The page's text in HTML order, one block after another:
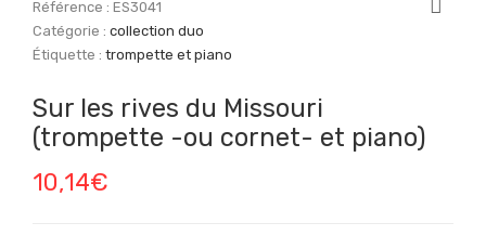
Référence :ES3041
Catégorie :collection duo
Étiquette :trompette et piano
Sur les rives du Missouri
(trompette -ou cornet- et piano)
10,14€